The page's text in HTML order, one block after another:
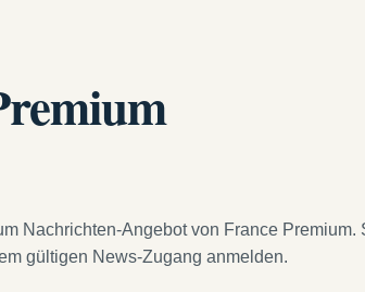
Nachrichten-Angebot von France Premium.
gültigen News-Zugang anmelden.